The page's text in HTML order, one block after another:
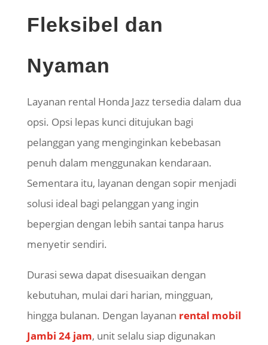
Fleksibel dan
Nyaman
Layanan rental Honda Jazz tersedia dalam dua
opsi. Opsi lepas kunci ditujukan bagi
pelanggan yang menginginkan kebebasan
penuh dalam menggunakan kendaraan.
Sementara itu, layanan dengan sopir menjadi
solusi ideal bagi pelanggan yang ingin
bepergian dengan lebih santai tanpa harus
menyetir sendiri.
Durasi sewa dapat disesuaikan dengan
kebutuhan, mulai dari harian, mingguan,
hingga bulanan. Dengan layanan rental mobil
Jambi 24 jam, unit selalu siap digunakan